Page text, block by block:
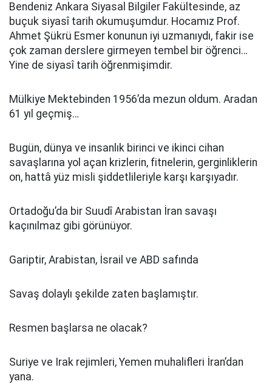
Bendeniz Ankara Siyasal Bilgiler Fakültesinde, az
buçuk siyasî tarih okumuşumdur. Hocamız Prof.
Ahmet Şükrü Esmer konunun iyi uzmanıydı, fakir ise
çok zaman derslere girmeyen tembel bir öğrenci…
Yine de siyasî tarih öğrenmişimdir.
Mülkiye Mektebinden 1956’da mezun oldum. Aradan
61 yıl geçmiş…
Bugün, dünya ve insanlık birinci ve ikinci cihan
savaşlarına yol açan krizlerin, fitnelerin, gerginliklerin
on, hattâ yüz misli şiddetlileriyle karşı karşıyadır.
Ortadoğu’da bir Suudî Arabistan İran savaşı
kaçınılmaz gibi görünüyor.
Gariptir, Arabistan, İsrail ve ABD safında
Savaş dolaylı şekilde zaten başlamıştır.
Resmen başlarsa ne olacak?
Suriye ve Irak rejimleri, Yemen muhalifleri İran’dan
yana.